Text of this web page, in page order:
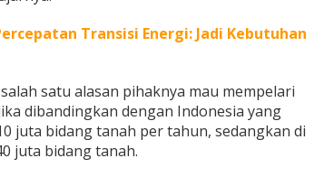
Transisi Energi: Jadi Kebutuhan
satu alasan pihaknya mau mempelari
dibandingkan dengan Indonesia yang
juta bidang tanah per tahun, sedangkan di
juta bidang tanah.